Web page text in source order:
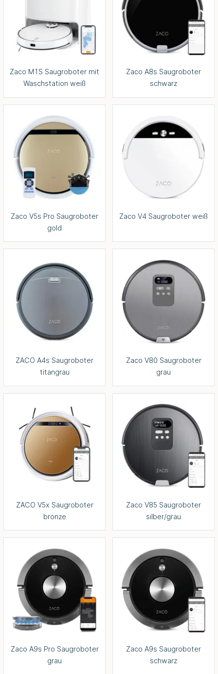
Zaco M1S Saugroboter mit
Waschstation weiß
Zaco A8s Saugroboter
schwarz
Zaco V5s Pro Saugroboter
gold
Zaco V4 Saugroboter weiß
ZACO A4s Saugroboter
titangrau
Zaco V80 Saugroboter
grau
ZACO V5x Saugroboter
bronze
Zaco V85 Saugroboter
silber/grau
Zaco A9s Pro Saugroboter
grau
Zaco A9s Saugroboter
schwarz